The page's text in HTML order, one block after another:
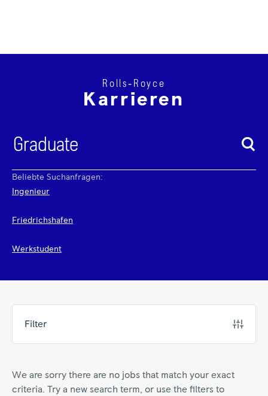
Rolls‑Royce
Karrieren
Beliebte Suchanfragen:
Ingenieur
Friedrichshafen
Werkstudent
Filter
We are sorry there are no jobs that match your exact
criteria. Try a new search term, or use the filters to